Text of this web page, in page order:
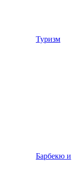
Туризм
Барбекю и